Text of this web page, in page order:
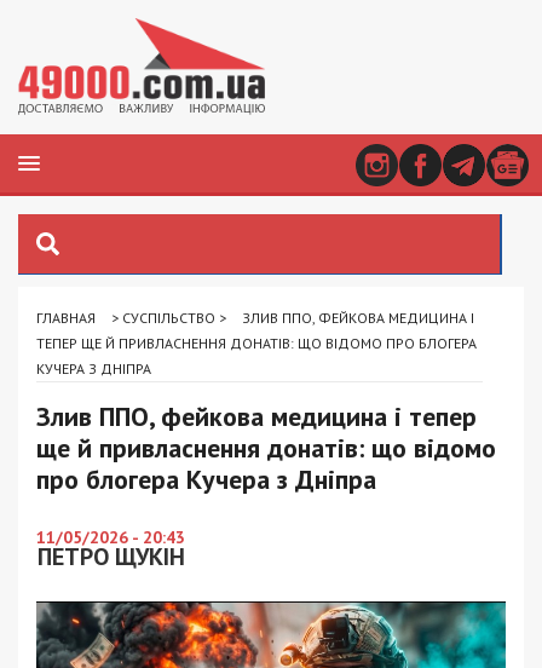
ГЛАВНАЯ > СУСПІЛЬСТВО >
ЗЛИВ ППО, ФЕЙКОВА МЕДИЦИНА І
ТЕПЕР ЩЕ Й ПРИВЛАСНЕННЯ ДОНАТІВ: ЩО ВІДОМО ПРО БЛОГЕРА
КУЧЕРА З ДНІПРА
Злив ППО, фейкова медицина і тепер
ще й привласнення донатів: що відомо
про блогера Кучера з Дніпра
11/05/2026 - 20:43
ПЕТРО ЩУКІН